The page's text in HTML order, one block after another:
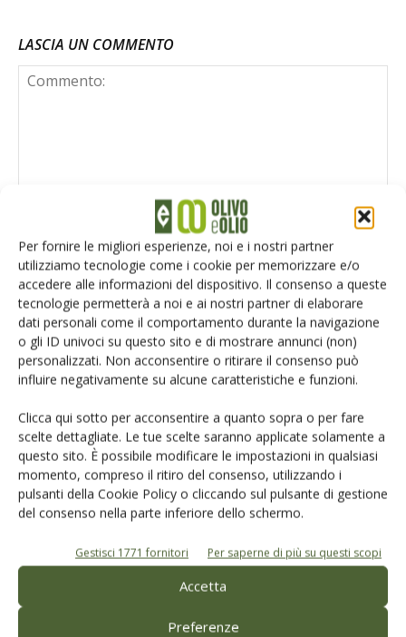
Per fornire le migliori esperienze, noi e i nostri partner
utilizziamo tecnologie come i cookie per memorizzare e/o
accedere alle informazioni del dispositivo. Il consenso a queste
tecnologie permetterà a noi e ai nostri partner di elaborare
dati personali come il comportamento durante la navigazione
o gli ID univoci su questo sito e di mostrare annunci (non)
personalizzati. Non acconsentire o ritirare il consenso può
influire negativamente su alcune caratteristiche e funzioni.
Clicca qui sotto per acconsentire a quanto sopra o per fare
scelte dettagliate. Le tue scelte saranno applicate solamente a
questo sito. È possibile modificare le impostazioni in qualsiasi
momento, compreso il ritiro del consenso, utilizzando i
pulsanti della Cookie Policy o cliccando sul pulsante di gestione
del consenso nella parte inferiore dello schermo.
Gestisci 1771 fornitori Per saperne di più su questi scopi
Accetta
Preferenze
LASCIA UN COMMENTO
prossima volta che commento.
E-magazine
Tecniche, prodotti e servizi dalle aziende